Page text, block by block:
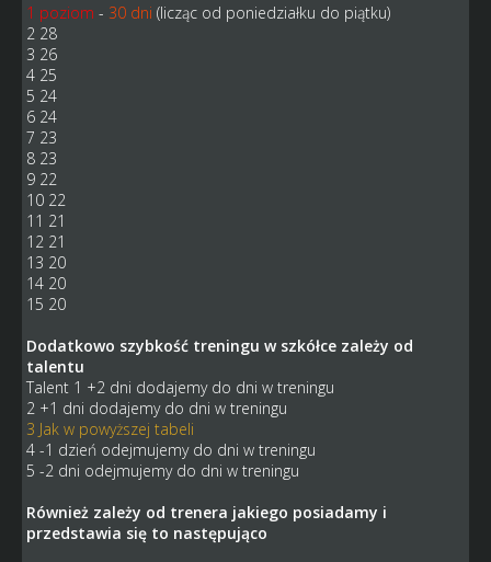
1 poziom - 30 dni (licząc od poniedziałku do piątku)
2 28
3 26
4 25
5 24
6 24
7 23
8 23
9 22
10 22
11 21
12 21
13 20
14 20
15 20
Dodatkowo szybkość treningu w szkółce zależy od
talentu
Talent 1 +2 dni dodajemy do dni w treningu
2 +1 dni dodajemy do dni w treningu
3 Jak w powyższej tabeli
4 -1 dzień odejmujemy do dni w treningu
5 -2 dni odejmujemy do dni w treningu
Również zależy od trenera jakiego posiadamy i
przedstawia się to następująco